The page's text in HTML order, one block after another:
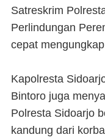
Satreskrim
Perlindungan
cepat
Kapolresta
Bintoro juga
Polresta Sidoarjo
kandung dari